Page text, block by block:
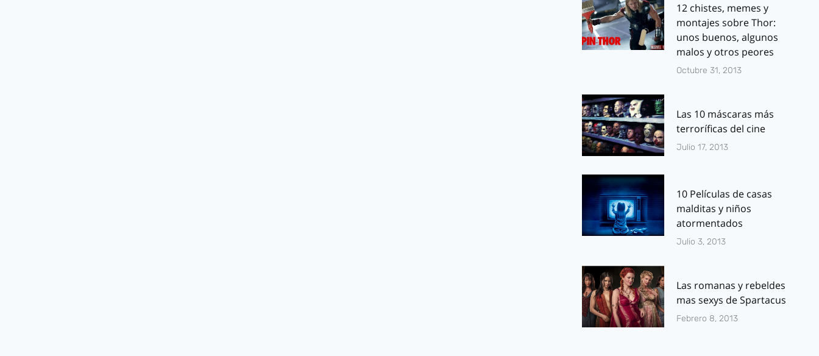
12 chistes, memes y
montajes sobre Thor:
unos buenos, algunos
malos y otros peores
Octubre 31, 2013
Las 10 máscaras más
terroríficas del cine
Julio 17, 2013
10 Películas de casas
malditas y niños
atormentados
Julio 3, 2013
Las romanas y rebeldes
mas sexys de Spartacus
Febrero 8, 2013